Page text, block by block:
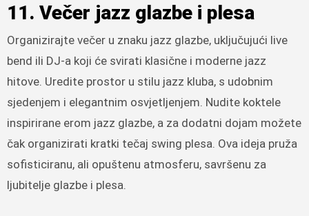
11. Večer jazz glazbe i plesa
Organizirajte večer u znaku jazz glazbe, uključujući live
bend ili DJ-a koji će svirati klasične i moderne jazz
hitove. Uredite prostor u stilu jazz kluba, s udobnim
sjedenjem i elegantnim osvjetljenjem. Nudite koktele
inspirirane erom jazz glazbe, a za dodatni dojam možete
čak organizirati kratki tečaj swing plesa. Ova ideja pruža
sofisticiranu, ali opuštenu atmosferu, savršenu za
ljubitelje glazbe i plesa.